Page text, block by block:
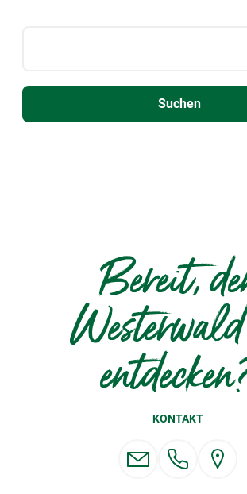
Bereit,
KONTAKT